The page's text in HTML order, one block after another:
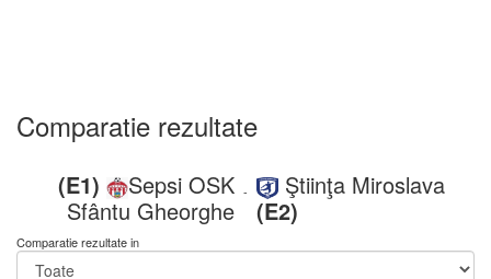
Comparatie rezultate
(E1)
Sepsi OSK
Sfântu Gheorghe
-
Ştiinţa Miroslava
(E2)
Comparatie rezultate in